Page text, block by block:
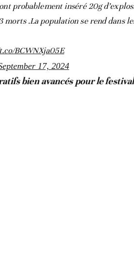
probablement inséré 20g
morts .La population se rend dans
BCWNXja05E
17, 2024
bien avancés pour le